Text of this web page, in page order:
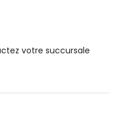
votre succursale